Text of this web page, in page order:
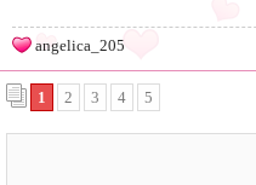
angelica_205
1 2 3 4 5